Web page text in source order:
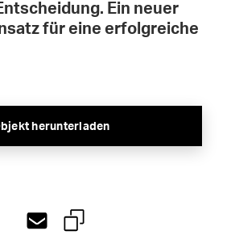
Ein neuer
für eine erfolgreiche
herunterladen